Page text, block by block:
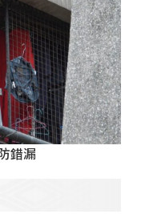
錯漏